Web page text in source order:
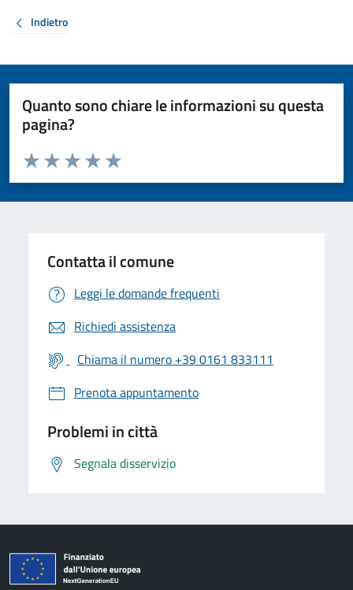
Indietro
Quanto sono chiare le informazioni su questa
pagina?
Valuta da 1 a 5 stelle la pagina
Valuta 5 stelle su 5
Valuta 4 stelle su 5
Valuta 3 stelle su 5
Valuta 2 stelle su 5
Valuta 1 stelle su 5
Contatta il comune
Leggi le domande frequenti
Richiedi assistenza
Chiama il numero +39 0161 833111
Prenota appuntamento
Problemi in città
Segnala disservizio